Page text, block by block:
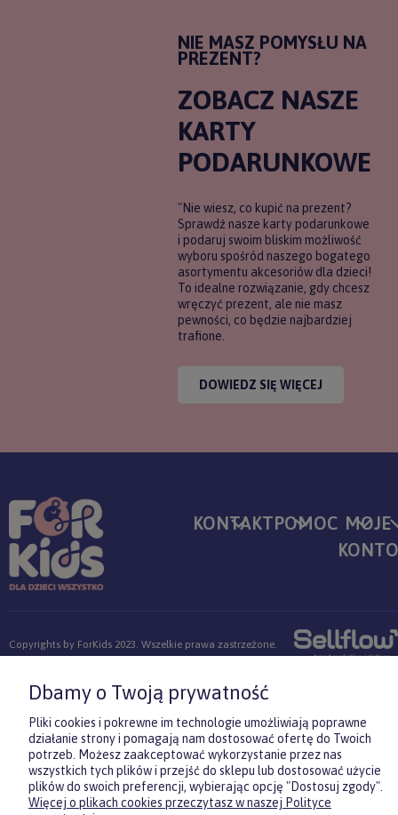
NIE MASZ POMYSŁU NA
PREZENT?
ZOBACZ NASZE
KARTY
PODARUNKOWE
"Nie wiesz, co kupić na prezent?
Sprawdź nasze karty podarunkowe
i podaruj swoim bliskim możliwość
wyboru spośród naszego bogatego
asortymentu akcesoriów dla dzieci!
To idealne rozwiązanie, gdy chcesz
wręczyć prezent, ale nie masz
pewności, co będzie najbardziej
trafione.
DOWIEDZ SIĘ WIĘCEJ
KONTAKTPOMOC MOJE
KONTO
Copyrights by ForKids 2023. Wszelkie prawa zastrzeżone.
pokaż pełną wersję strony
Dbamy o Twoją prywatność
Pliki cookies i pokrewne im technologie umożliwiają poprawne
działanie strony i pomagają nam dostosować ofertę do Twoich
potrzeb. Możesz zaakceptować wykorzystanie przez nas
wszystkich tych plików i przejść do sklepu lub dostosować użycie
plików do swoich preferencji, wybierając opcję "Dostosuj zgody".
Więcej o plikach cookies przeczytasz w naszej Polityce